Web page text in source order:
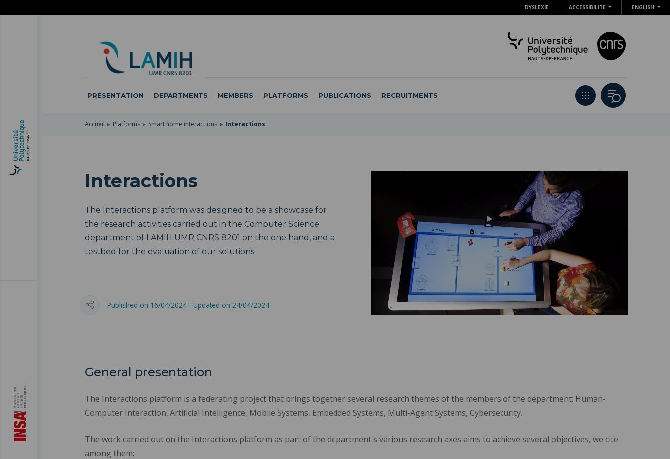
DYSLEXIE ACCESSIBILITE ENGLISH
PRESENTATION DEPARTMENTS MEMBERS PLATFORMS PUBLICATIONS RECRUITMENTS
Accueil Platforms Smart home interactions Interactions
Interactions
The Interactions platform was designed to be a showcase for
the research activities carried out in the Computer Science
department of LAMIH UMR CNRS 8201 on the one hand, and a
testbed for the evaluation of our solutions.
Published on 16/04/2024 - Updated on 24/04/2024
General presentation
The Interactions platform is a federating project that brings together several research themes of the members of the department: Human-
Computer Interaction, Artificial Intelligence, Mobile Systems, Embedded Systems, Multi-Agent Systems, Cybersecurity.
The work carried out on the Interactions platform as part of the department's various research axes aims to achieve several objectives, we cite
among them: